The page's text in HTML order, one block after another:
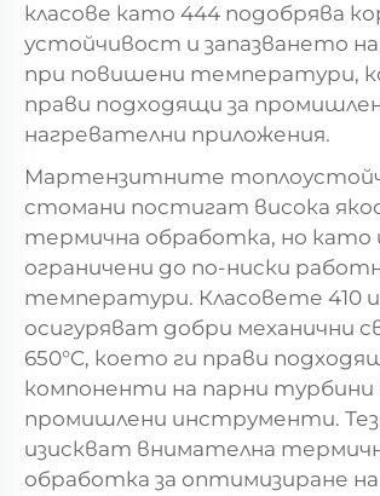
класове като 444 подобрява
устойчивост и запазването
при повишени температури,
прави подходящи за
нагревателни приложения.
Мартензитните
стомани постигат висока
термична обработка, но като
ограничени до по-ниски
температури. Класовете 410
осигуряват добри механични
650°C, което ги прави
компоненти на парни турбини
промишлени инструменти.
изискват внимателна
обработка за оптимизиране на